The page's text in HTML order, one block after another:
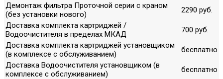
Демонтаж фильтра Проточной серии с краном
(без установки нового)
2290 руб.
Доставка комплекта картриджей /
Водоочистителя в пределах МКАД
700 руб.
Доставка комплекта картриджей установщиком
(в комплексе с обслуживанием)
бесплатно
Доставка Водоочистителя установщиком (в
комплексе с обслуживанием)
бесплатно